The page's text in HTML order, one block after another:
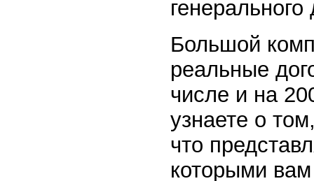
Большой
реальные
числе и на
узнаете о
что
которыми